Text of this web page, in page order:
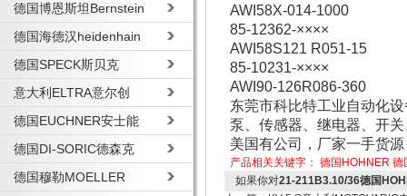
德国博恩斯坦Bernstein
德国海德汉heidenhain
德国SPECK斯贝克
意大利ELTRA意尔创
德国EUCHNER安士能
德国DI-SORIC德森克
德国穆勒MOELLER
AWI58X-014-1000
85-12362-××××
AWI58S121 R051-15
85-10231-××××
AWI90-126R086-360
东莞市科比特工业自动化
泵、传感器、继电器、开
美国有公司，厂家一手货
产品相关关键字： 德国HOHNER 德
如果你对21-211B3.10/36德国